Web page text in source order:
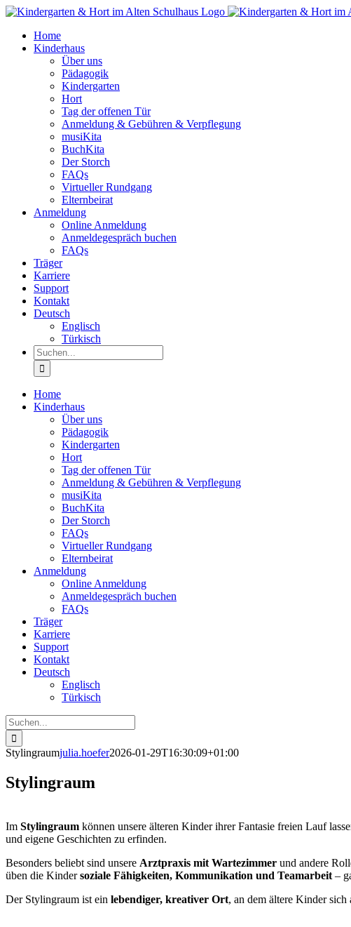
Zum
springenHome
Kinderhaus
Über uns
Pädagogik
Kindergarten
Hort
Tag der offenen Tür
Anmeldung & Gebühren & Verpflegung
musiKita
BuchKita
Der Storch
FAQs
Virtueller Rundgang
Elternbeirat
Anmeldung
Online Anmeldung
Anmeldegespräch buchen
FAQs
Träger
Karriere
Support
Kontakt
Deutsch
Englisch
Türkisch
Suche
nach:
Home
Kinderhaus
Über uns
Pädagogik
Kindergarten
Hort
Tag der offenen Tür
Anmeldung & Gebühren & Verpflegung
musiKita
BuchKita
Der Storch
FAQs
Virtueller Rundgang
Elternbeirat
Anmeldung
Online Anmeldung
Anmeldegespräch buchen
FAQs
Träger
Karriere
Support
Kontakt
Deutsch
Englisch
Türkisch
Suche
nach:
Stylingraumjulia.hoefer2026-01-29T16:30:09+01:00
Stylingraum
Im Stylingraum können unsere älteren Kinder ihrer Fantasie freien Lauf
und eigene Geschichten zu erfinden.
Besonders beliebt sind unsere Arztpraxis mit Wartezimmer und andere
üben die Kindersoziale Fähigkeiten, Kommunikation und Teamarbeit –
Der Stylingraum ist ein lebendiger, kreativer Ort, an dem ältere Kinder sich